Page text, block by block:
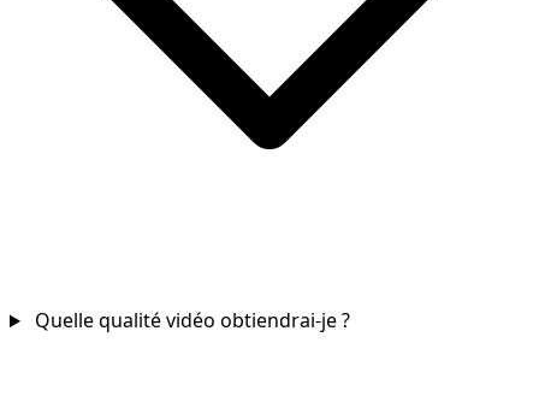
Quelle qualité vidéo obtiendrai-je ?